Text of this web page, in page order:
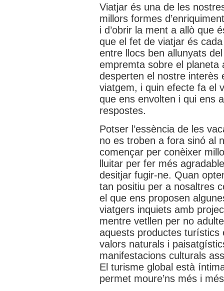
Viatjar és una de les
millors formes
i d’obrir la ment a allò que
que el fet de viatjar és
entre llocs ben allunyats
empremta sobre el planeta
desperten el nostre interès
viatgem, i quin efecte fa el
que ens envolten i qui ens
respostes.
Potser l’essència de les
no es troben a fora sinó al
començar per conèixer
lluitar per fer més
desitjar fugir-ne. Quan
tan positiu per a nosaltres
el que ens proposen
viatgers inquiets amb
mentre vetllen per no
aquests productes turístics
valors naturals i
manifestacions culturals
El turisme global està
permet moure’ns més i